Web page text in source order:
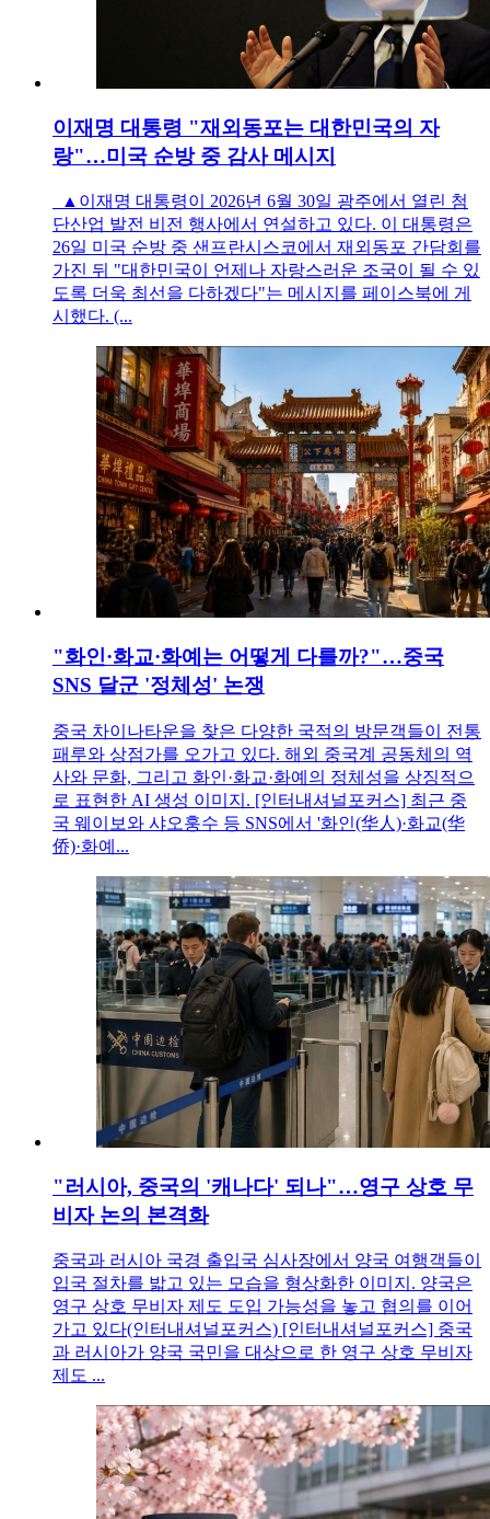
이재명 대통령 "재외동포는 대한민국의 자
랑"…미국 순방 중 감사 메시지
▲이재명 대통령이 2026년 6월 30일 광주에서 열린 첨
단산업 발전 비전 행사에서 연설하고 있다. 이 대통령은
26일 미국 순방 중 샌프란시스코에서 재외동포 간담회를
가진 뒤 "대한민국이 언제나 자랑스러운 조국이 될 수 있
도록 더욱 최선을 다하겠다"는 메시지를 페이스북에 게
시했다. (...
"화인·화교·화예는 어떻게 다를까?"…중국
SNS 달군 '정체성' 논쟁
중국 차이나타운을 찾은 다양한 국적의 방문객들이 전통
패루와 상점가를 오가고 있다. 해외 중국계 공동체의 역
사와 문화, 그리고 화인·화교·화예의 정체성을 상징적으
로 표현한 AI 생성 이미지. [인터내셔널포커스] 최근 중
국 웨이보와 샤오훙수 등 SNS에서 '화인(华人)·화교(华
侨)·화예...
"러시아, 중국의 '캐나다' 되나"…영구 상호 무
비자 논의 본격화
중국과 러시아 국경 출입국 심사장에서 양국 여행객들이
입국 절차를 밟고 있는 모습을 형상화한 이미지. 양국은
영구 상호 무비자 제도 도입 가능성을 놓고 협의를 이어
가고 있다(인터내셔널포커스) [인터내셔널포커스] 중국
과 러시아가 양국 국민을 대상으로 한 영구 상호 무비자
제도 ...